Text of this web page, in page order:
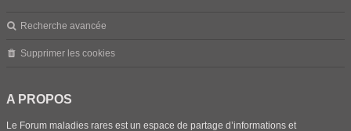
Recherche avancée
Supprimer les cookies
A PROPOS
Le Forum maladies rares est un espace de partage d’informations et